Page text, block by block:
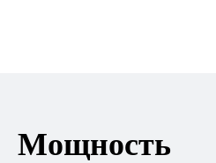
Мощность